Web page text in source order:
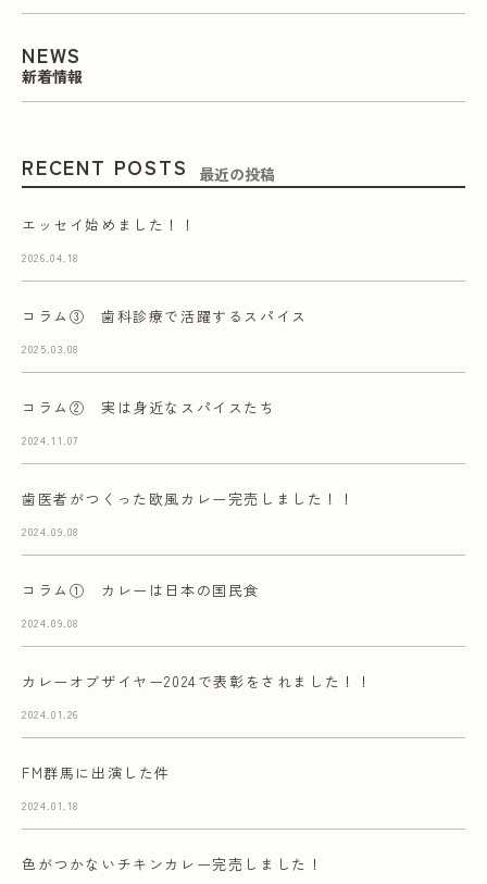
NEWS
新着情報
RECENT POSTS 最近の投稿
エッセイ始めました！！
2026.04.18
コラム③ 歯科診療で活躍するスパイス
2025.03.08
コラム② 実は身近なスパイスたち
2024.11.07
歯医者がつくった欧風カレー完売しました！！
2024.09.08
コラム① カレーは日本の国民食
2024.09.08
カレーオブザイヤー2024で表彰をされました！！
2024.01.26
FM群馬に出演した件
2024.01.18
色がつかないチキンカレー完売しました！